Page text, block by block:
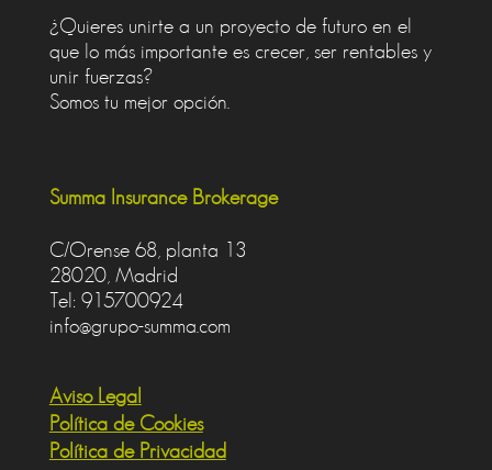
¿Quieres unirte a un proyecto de futuro en el
que lo más importante es crecer, ser rentables y
unir fuerzas?
Somos tu mejor opción.
Summa Insurance Brokerage
C/Orense 68, planta 13
28020, Madrid
Tel: 915700924
info@grupo-summa.com
Aviso Legal
Política de Cookies
Política de Privacidad